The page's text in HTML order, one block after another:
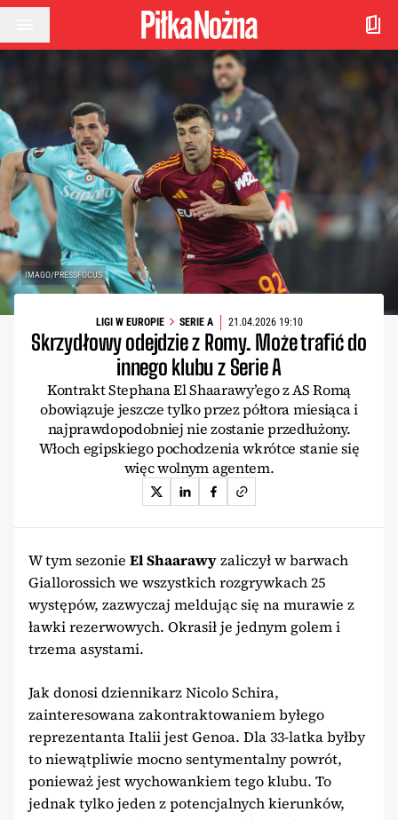
Przejdź do treści
IMAGO/PRESSFOCUS
LIGI W EUROPIE SERIE A 21.04.2026 19:10
Skrzydłowy odejdzie z Romy. Może trafić do
innego klubu z Serie A
Kontrakt Stephana El Shaarawy’ego z AS Romą
obowiązuje jeszcze tylko przez półtora miesiąca i
najprawdopodobniej nie zostanie przedłużony.
Włoch egipskiego pochodzenia wkrótce stanie się
więc wolnym agentem.
W tym sezonie El Shaarawyzaliczył w barwach
Giallorossich we wszystkich rozgrywkach 25
występów, zazwyczaj meldując się na murawie z
ławki rezerwowych. Okrasił je jednym golem i
trzema asystami.
Jak donosi dziennikarz Nicolo Schira,
zainteresowana zakontraktowaniem byłego
reprezentanta Italii jest Genoa. Dla 33-latka byłby
to niewątpliwie mocno sentymentalny powrót,
ponieważ jest wychowankiem tego klubu. To
jednak tylko jeden z potencjalnych kierunków,